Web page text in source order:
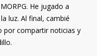
He jugado a
luz. Al final, cambié
por compartir noticias y